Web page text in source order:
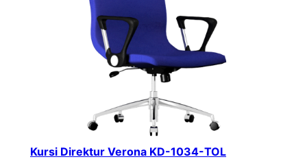
Kursi Direktur Verona KD-1034-TOL